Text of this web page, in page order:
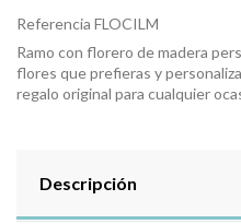
Referencia FLOCILM
Ramo con florero de madera
flores que prefieras y
regalo original para cualquier
Descripción